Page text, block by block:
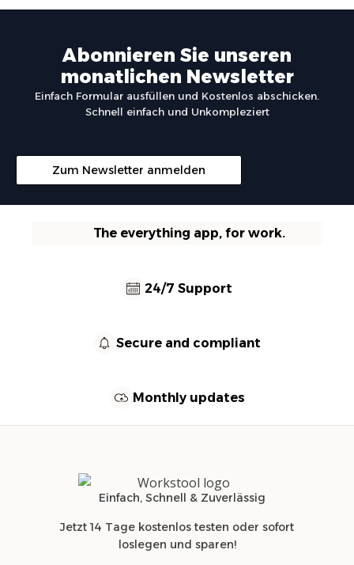
Abonnieren Sie unseren
monatlichen Newsletter
Einfach Formular ausfüllen und Kostenlos abschicken.
Schnell einfach und Unkompleziert
Zum Newsletter anmelden
The everything app, for work.
24/7 Support
Secure and compliant
Monthly updates
Einfach, Schnell & Zuverlässig
Jetzt 14 Tage kostenlos testen oder sofort
loslegen und sparen!